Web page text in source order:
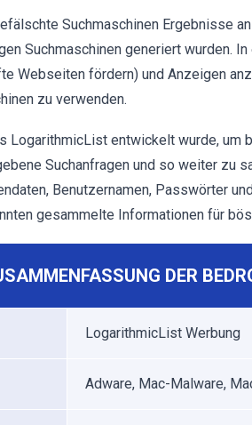
Suchmaschinen Ergebnisse
Suchmaschinen generiert wurden.
Webseiten fördern) und Anzeigen
zu verwenden.
LogarithmicList entwickelt wurde,
Suchanfragen und so weiter zu
Benutzernamen, Passwörter
gesammelte Informationen für
DER
LogarithmicList Werbung
Adware, Mac-Malware,